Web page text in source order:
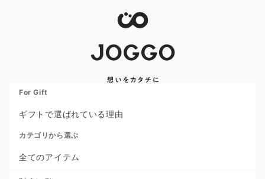
For Gift
ギフトで選ばれている理由
カテゴリから選ぶ
全てのアイテム